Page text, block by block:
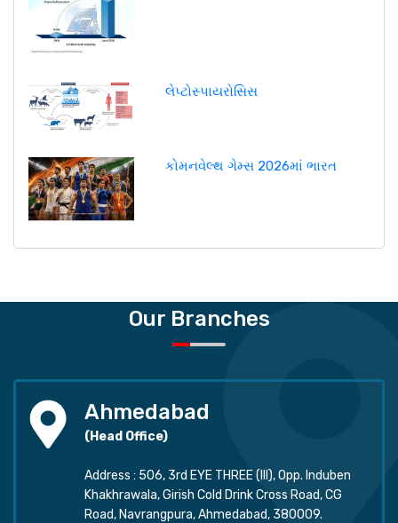
લેપ્ટોસ્પાયરોસિસ
કોમનવેલ્થ ગેમ્સ 2026માં ભારત
Our Branches
Ahmedabad
(Head Office)
Address : 506, 3rd EYE THREE (III), Opp. Induben
Khakhrawala, Girish Cold Drink Cross Road, CG
Road, Navrangpura, Ahmedabad, 380009.